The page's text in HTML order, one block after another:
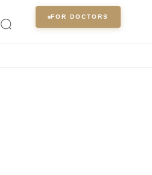
FOR DOCTORS